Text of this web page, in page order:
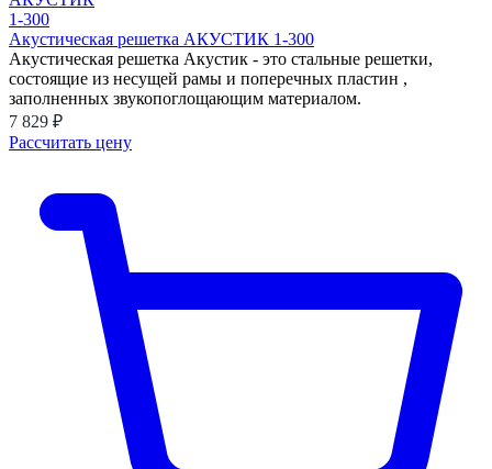
Акустическая решетка АКУСТИК 1-300
Акустическая решетка Акустик - это стальные решетки,
состоящие из несущей рамы и поперечных пластин ,
заполненных звукопоглощающим материалом.
7 829 ₽
Рассчитать цену